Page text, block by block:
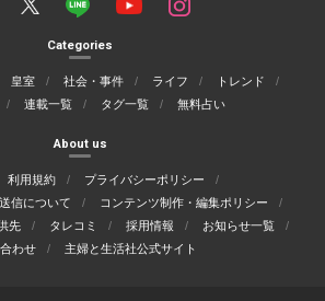
Categories
皇室 社会・事件 ライフ
トレンド
連載一覧 タグ一覧 無料占い
About us
利用規約
プライバシーポリシー
信について
コンテンツ制作・編集ポリシー
先 タレコミ 採用情報
お知らせ一覧
わせ
主婦と生活社公式サイト